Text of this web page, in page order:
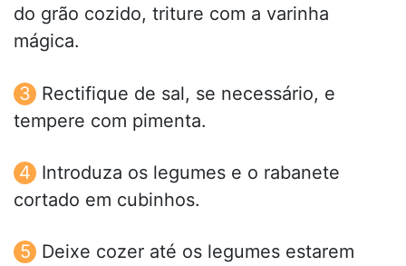
do grão cozido, triture com a varinha
mágica.
Rectifique de sal, se necessário, e
tempere com pimenta.
Introduza os legumes e o rabanete
cortado em cubinhos.
Deixe cozer até os legumes estarem